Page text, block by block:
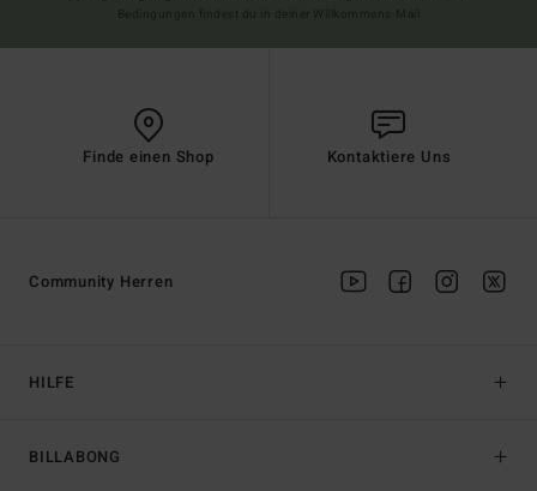
Finde einen Shop Kontaktiere Uns
HILFE
BILLABONG
Community Herren